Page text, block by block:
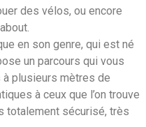
des vélos, ou encore
en son genre, qui est né
un parcours qui vous
plusieurs mètres de
à ceux que l’on trouve
totalement sécurisé, très